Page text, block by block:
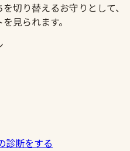
切り替えるお守りとして、
見られます。
診断をする